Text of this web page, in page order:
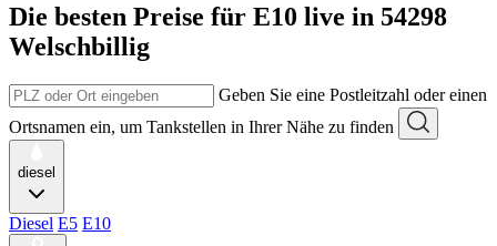
Die besten Preise für E10 live in 54298
Welschbillig
Geben Sie eine Postleitzahl oder einen
Ortsnamen ein, um Tankstellen in Ihrer Nähe zu finden
diesel
Diesel E5 E10